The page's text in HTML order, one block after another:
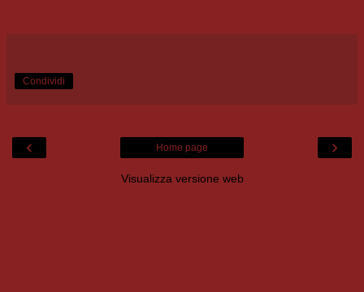
Condividi
‹ ›
Home page
Visualizza versione web